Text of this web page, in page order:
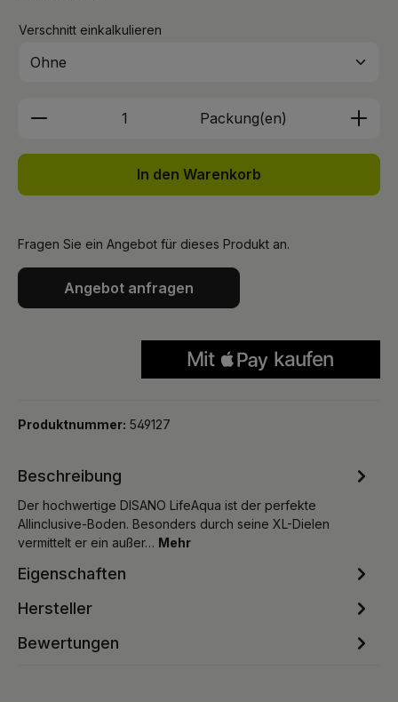
Verschnitt einkalkulieren
Produkt Anzahl: Gib den
Packung(en)
In den Warenkorb
Fragen Sie ein Angebot für dieses Produkt an.
Angebot anfragen
Produktnummer: 549127
Beschreibung
Der hochwertige DISANO LifeAqua ist der perfekte
Allinclusive-Boden. Besonders durch seine XL-Dielen
vermittelt er ein außer… Mehr
Eigenschaften
Hersteller
Bewertungen